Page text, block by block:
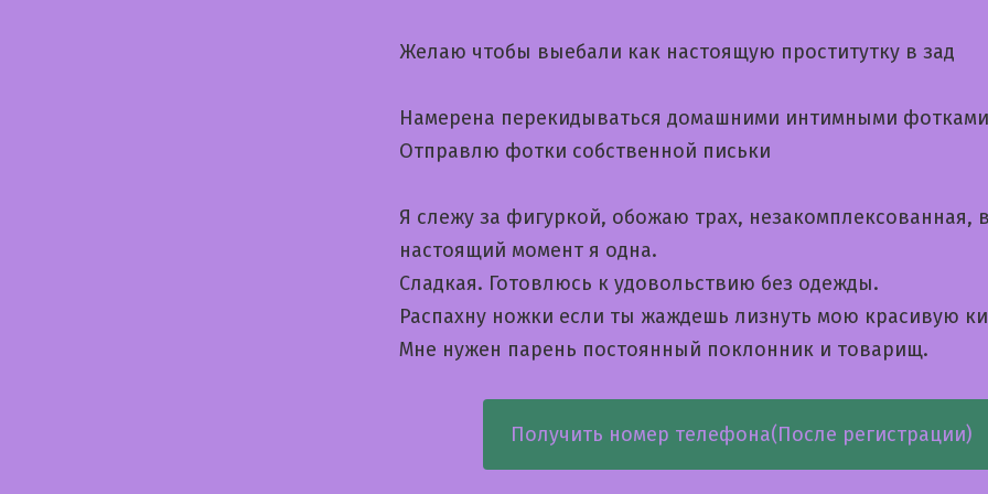
Желаю чтобы выебали как настоящую проститутку в зад
Намерена перекидываться домашними интимными фотками
Отправлю фотки собственной письки
Я слежу за фигуркой, обожаю трах, незакомплексованная, в
настоящий момент я одна.
Сладкая. Готовлюсь к удовольствию без одежды.
Распахну ножки если ты жаждешь лизнуть мою красивую
Мне нужен парень постоянный поклонник и товарищ.
Получить номер телефона(После регистрации)